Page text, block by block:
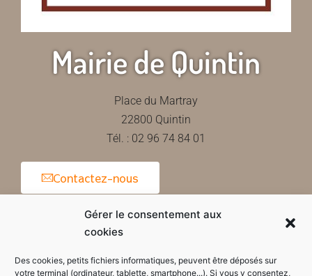
Gérer le consentement aux
cookies
Des cookies, petits fichiers informatiques, peuvent être déposés sur
votre terminal (ordinateur, tablette, smartphone...). Si vous y consentez,
Mairie de Quintin
Place du Martray
22800 Quintin
Tél. : 02 96 74 84 01
Contactez-nous
Horaires d'ouverture de la mairie